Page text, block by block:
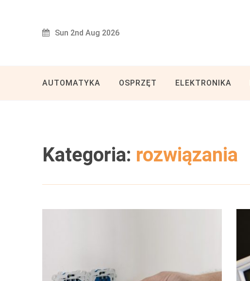
Sun 2nd Aug 2026
AUTOMATYKA OSPRZĘT ELEKTRONIKA
Kategoria: rozwiązania